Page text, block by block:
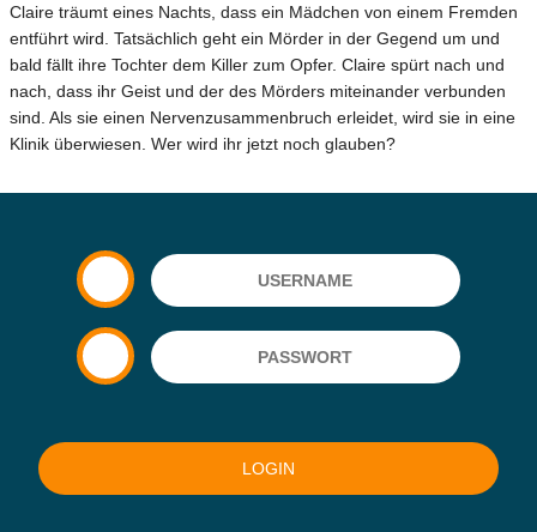
Claire träumt eines Nachts, dass ein Mädchen von einem Fremden
entführt wird. Tatsächlich geht ein Mörder in der Gegend um und
bald fällt ihre Tochter dem Killer zum Opfer. Claire spürt nach und
nach, dass ihr Geist und der des Mörders miteinander verbunden
sind. Als sie einen Nervenzusammenbruch erleidet, wird sie in eine
Klinik überwiesen. Wer wird ihr jetzt noch glauben?